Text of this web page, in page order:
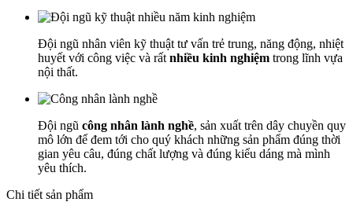
Đội ngũ nhân viên kỹ thuật tư vấn trẻ trung, năng động, nhiệt
huyết với công việc và rất nhiều kinh nghiệm trong lĩnh vựa
nội thất.
Đội ngũ công nhân lành nghề, sản xuất trên dây chuyền quy
mô lớn để đem tới cho quý khách những sản phẩm đúng thời
gian yêu câu, đúng chất lượng và đúng kiểu dáng mà mình
yêu thích.
Chi tiết sản phẩm